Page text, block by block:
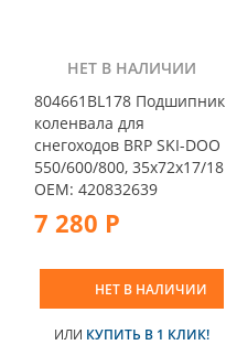
НЕТ В НАЛИЧИИ
804661BL178 Подшипник
коленвала для
снегоходов BRP SKI-DOO
550/600/800, 35x72x17/18
OEM: 420832639
7 280 Р
НЕТ В НАЛИЧИИ
ИЛИ КУПИТЬ В 1 КЛИК!